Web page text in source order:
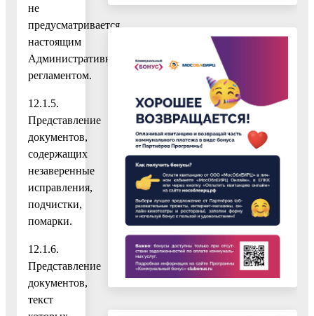
не
предусматривается
настоящим
Административным
регламентом.
12.1.5.
Представление
документов,
содержащих
незаверенные
исправления,
подчистки,
помарки.
12.1.6.
Представление
документов,
текст